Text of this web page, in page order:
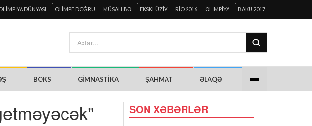
DÜNYASI OLIMPE DOĞRU MÜSAHIBƏ EKSKLÜZIV RIO 2016 OLIMPIYA BAKU 2017
BOKS GIMNASTIKA ŞAHMAT ƏLAQƏ
SON XƏBƏRLƏR